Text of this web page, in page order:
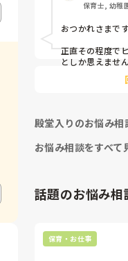
これだけで30〜
皆さんの園はどう
保育士, 幼稚
おつかれさまです
正直その程度で
としか思えませ
他の先生方も同
殿堂入りのお悩み相
お悩み相談をすべて
話題のお悩み相
保育・お仕事